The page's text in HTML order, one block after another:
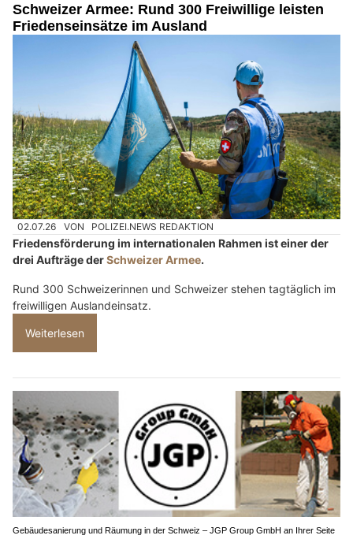
Schweizer Armee: Rund 300 Freiwillige leisten
Friedenseinsätze im Ausland
02.07.26 VON POLIZEI.NEWS REDAKTION
Friedensförderung im internationalen Rahmen ist einer der
drei Aufträge derSchweizer Armee.
Rund 300 Schweizerinnen und Schweizer stehen tagtäglich im
freiwilligen Auslandeinsatz.
Weiterlesen
Gebäudesanierung und Räumung in der Schweiz – JGP Group GmbH an Ihrer Seite